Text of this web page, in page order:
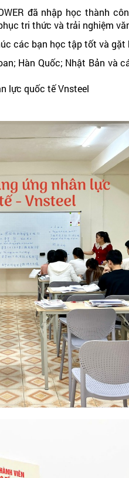
đã nhập học thành
tri thức và trải nghiệm
các bạn học tập tốt và
Hàn Quốc; Nhật Bản và
lực quốc tế Vnsteel